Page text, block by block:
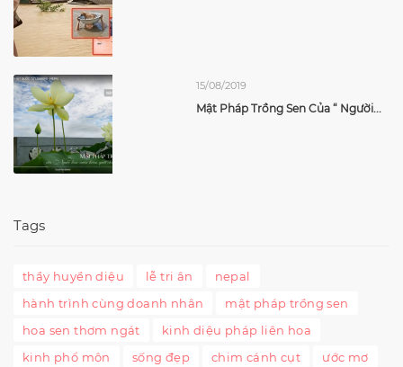
15/08/2019
Mật Pháp Trồng Sen Của “ Người...
Tags
thầy huyền diệu lễ tri ân
nepal
hành trình cùng doanh nhân
mật pháp trồng sen
hoa sen thơm ngát
kinh diệu pháp liên hoa
kinh phổ môn
sống đẹp chim cánh cụt
ước mơ